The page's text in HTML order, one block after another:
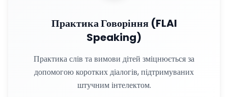
Практика Говоріння (FLAI
Speaking)
Практика слів та вимови дітей зміцнюється за
допомогою коротких діалогів, підтримуваних
штучним інтелектом.